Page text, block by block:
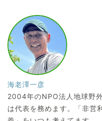
海老澤一彦
2004年のNPO法人地球野
は代表を務めます。「非営